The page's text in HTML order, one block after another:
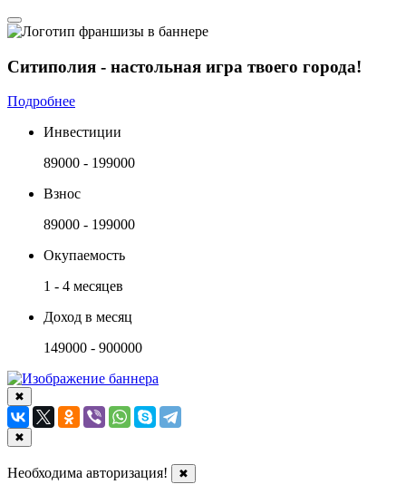
Ситиполия - настольная игра твоего города!
Подробнее
Инвестиции
89000 - 199000
Взнос
89000 - 199000
Окупаемость
1 - 4 месяцев
Доход в месяц
149000 - 900000
✖
✖
Необходима авторизация! ✖